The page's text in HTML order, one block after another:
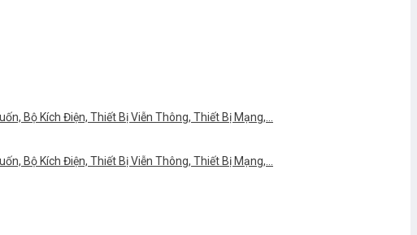
Bộ Kích Điện, Thiết Bị Viễn Thông, Thiết Bị Mạng,…
Bộ Kích Điện, Thiết Bị Viễn Thông, Thiết Bị Mạng,…